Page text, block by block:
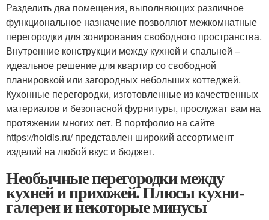
Разделить два помещения, выполняющих различное
функциональное назначение позволяют межкомнатные
перегородки для зонирования свободного пространства.
Внутренние конструкции между кухней и спальней –
идеальное решение для квартир со свободной
планировкой или загородных небольших коттеджей.
Кухонные перегородки, изготовленные из качественных
материалов и безопасной фурнитуры, прослужат вам на
протяжении многих лет. В портфолио на сайте
https://holdis.ru/ представлен широкий ассортимент
изделий на любой вкус и бюджет.
Необычные перегородки между
кухней и прихожей. Плюсы кухни-
галереи и некоторые минусы